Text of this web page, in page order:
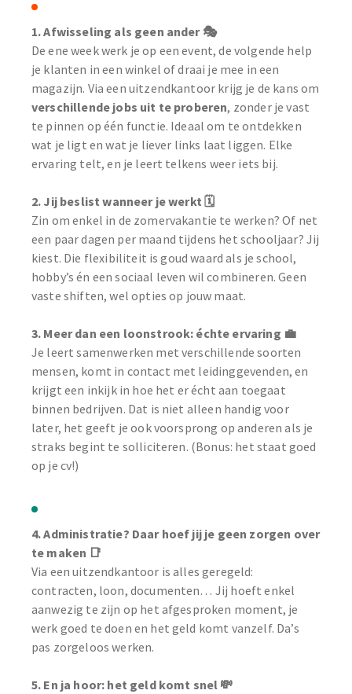
1. Afwisseling als geen ander 🎭
De ene week werk je op een event, de volgende help
je klanten in een winkel of draai je mee in een
magazijn. Via een uitzendkantoor krijg je de kans om
verschillende jobs uit te proberen, zonder je vast
te pinnen op één functie. Ideaal om te ontdekken
wat je ligt en wat je liever links laat liggen. Elke
ervaring telt, en je leert telkens weer iets bij.
2. Jij beslist wanneer je werkt 🗓️
Zin om enkel in de zomervakantie te werken? Of net
een paar dagen per maand tijdens het schooljaar? Jij
kiest. Die flexibiliteit is goud waard als je school,
hobby’s én een sociaal leven wil combineren. Geen
vaste shiften, wel opties op jouw maat.
3. Meer dan een loonstrook: échte ervaring 💼
Je leert samenwerken met verschillende soorten
mensen, komt in contact met leidinggevenden, en
krijgt een inkijk in hoe het er écht aan toegaat
binnen bedrijven. Dat is niet alleen handig voor
later, het geeft je ook voorsprong op anderen als je
straks begint te solliciteren. (Bonus: het staat goed
op je cv!)
4. Administratie? Daar hoef jij je geen zorgen over
te maken 📑
Via een uitzendkantoor is alles geregeld:
contracten, loon, documenten… Jij hoeft enkel
aanwezig te zijn op het afgesproken moment, je
werk goed te doen en het geld komt vanzelf. Da’s
pas zorgeloos werken.
5. En ja hoor: het geld komt snel 💸